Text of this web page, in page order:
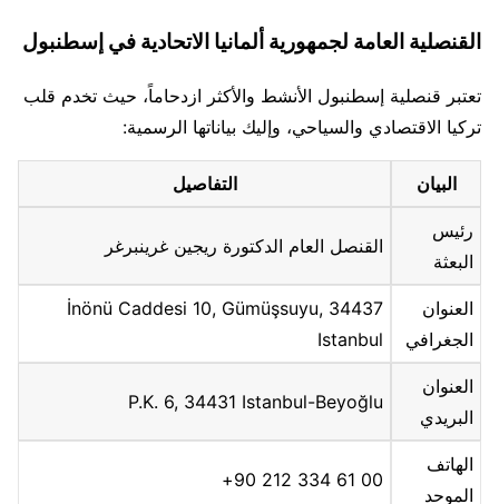
القنصلية العامة لجمهورية ألمانيا الاتحادية في إسطنبول
تعتبر قنصلية إسطنبول الأنشط والأكثر ازدحاماً، حيث تخدم قلب
تركيا الاقتصادي والسياحي، وإليك بياناتها الرسمية:
البيان التفاصيل
رئيس
البعثة
القنصل العام الدكتورة ريجين غرينبرغر
العنوان
الجغرافي
İnönü Caddesi 10, Gümüşsuyu, 34437
Istanbul
العنوان
البريدي
P.K. 6, 34431 Istanbul-Beyoğlu
الهاتف
الموحد
00 61 334 212 90+